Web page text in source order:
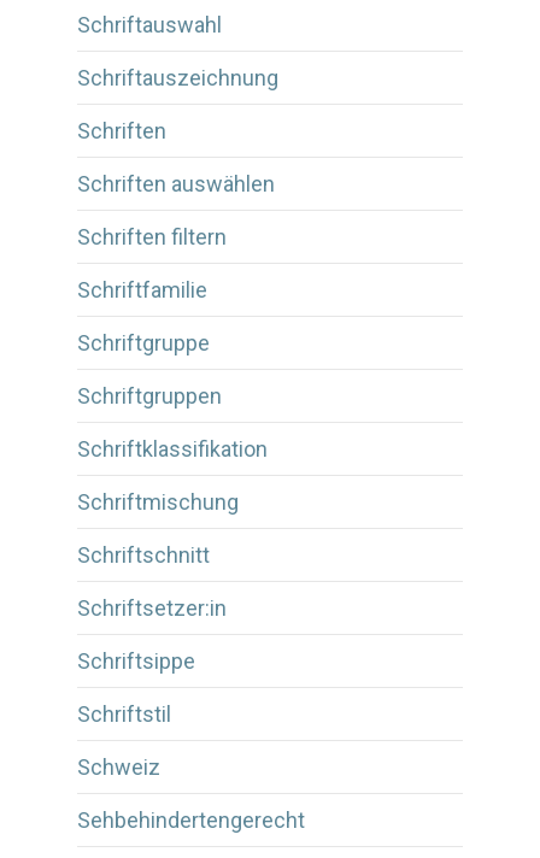
Schriftauswahl
Schriftauszeichnung
Schriften
Schriften auswählen
Schriften filtern
Schriftfamilie
Schriftgruppe
Schriftgruppen
Schriftklassifikation
Schriftmischung
Schriftschnitt
Schriftsetzer:in
Schriftsippe
Schriftstil
Schweiz
Sehbehindertengerecht